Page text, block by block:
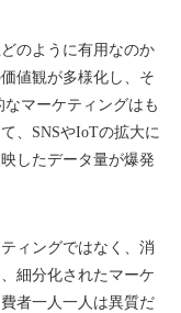
のように有用なのか
値観が多様化し、そ
マーケティングはも
、SNSやIoTの拡大に
したデータ量が爆発
ィングではなく、消
細分化されたマーケ
者一人一人は異質だ